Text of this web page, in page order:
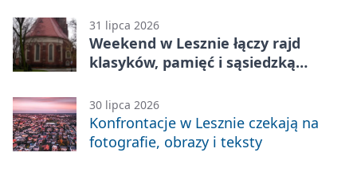
31 lipca 2026
Weekend w Lesznie łączy rajd
klasyków, pamięć i sąsiedzką
30 lipca 2026
Konfrontacje w Lesznie czekają na
fotografie, obrazy i teksty